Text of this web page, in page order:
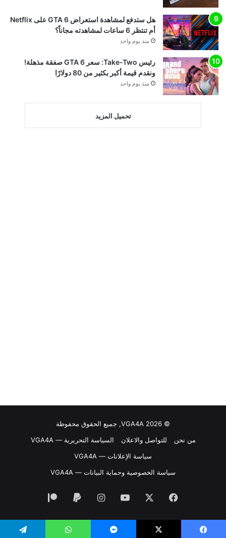
هل ستدفع لمشاهدة استعراض GTA 6 على Netflix
أم تنتظر 6 ساعات لمشاهدته مجاناً؟
منذ يوم واحد
رئيس Take-Two: سعر GTA 6 صفقة مذهلة!
ونقدم قيمة أكبر بكثير من 80 دولارًا
منذ يوم واحد
تحميل المزيد
© VGA4A 2026, جميع الحقوق محفوظة
من نحن
للتواصل والاعلان
السياسة التحريرية — VGA4A
سياسة الإعلانات — VGA4A
سياسة الخصوصية وحماية البيانات — VGA4A
فيسبوك ‫YouTubeانستقرام
‏Paypal
‫Patreon